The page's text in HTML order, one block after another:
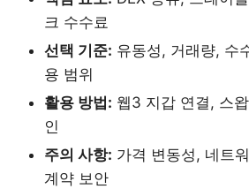
크 수수료
선택 기준: 유동성, 거래량, 수
용 범위
활용 방법: 웹3 지갑 연결, 스
인
주의 사항: 가격 변동성, 네트
계약 보안